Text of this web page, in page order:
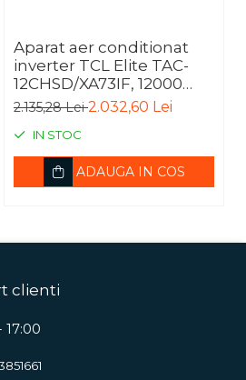
Aparat aer conditionat
inverter TCL Elite TAC-
12CHSD/XA73IF, 12000
BTU, A++/A+++, I Feel,
Autodiagnosticare, Alb
2.135,28 Lei2.032,60 Lei
IN STOC
ADAUGA IN COS
clienti
17:00